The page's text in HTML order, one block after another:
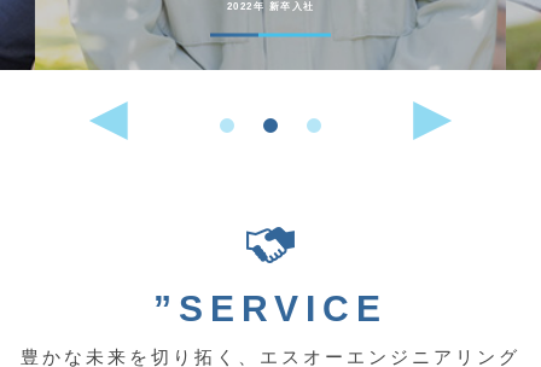
2022年 新卒入社
”SERVICE
豊かな未来を切り拓く、エスオーエンジニアリング